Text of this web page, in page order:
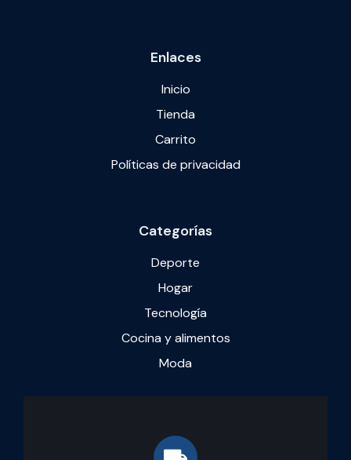
Enlaces
Inicio
Tienda
Carrito
Políticas de privacidad
Categorías
Deporte
Hogar
Tecnología
Cocina y alimentos
Moda